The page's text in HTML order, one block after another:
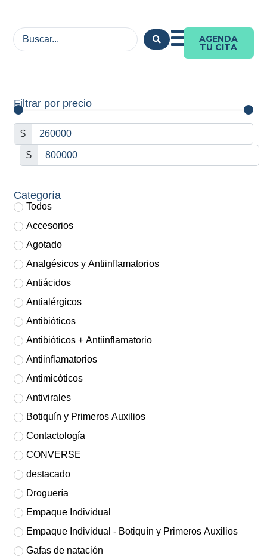
AGENDA
TU CITA
Filtrar por precio
$
$
Categoría
Todos
Accesorios
Agotado
Analgésicos y Antiinflamatorios
Antiácidos
Antialérgicos
Antibióticos
Antibióticos + Antiinflamatorio
Antiinflamatorios
Antimicóticos
Antivirales
Botiquín y Primeros Auxilios
Contactología
CONVERSE
destacado
Droguería
Empaque Individual
Empaque Individual - Botiquín y Primeros Auxilios
Gafas de natación